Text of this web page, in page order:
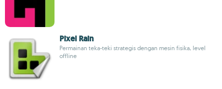
Pixel Rain
Permainan teka-teki strategis dengan mesin fisika, level
offline